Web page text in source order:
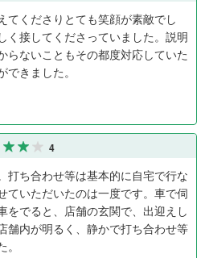
てくださりとても笑顔が素敵でし
く接してくださっていました。説明
らないこともその都度対応していた
きました。
4
打ち合わせ等は基本的に自宅で行な
ていただいたのは一度です。車で伺
をでると、店舗の玄関で、出迎えし
舗内が明るく、静かで打ち合わせ等